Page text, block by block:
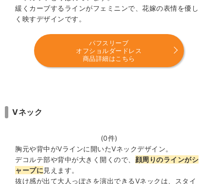
緩くカーブするラインがフェミニンで、花嫁の表情を優し
く映すデザインです。
パフスリーブ
オフショルダードレス
商品詳細はこちら
Ⅴネック
(0件)
胸元や背中がⅤラインに開いたⅤネックデザイン。
デコルテ部や背中が大きく開くので、 顔周りのラインがシ
ャープに 見えます。
抜け感が出て大人っぽさを演出できるⅤネックは、スタイ